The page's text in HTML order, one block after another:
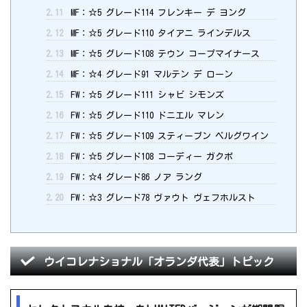
2.11 MF：☆5 グレード114 フレンキー デ ヨング
2.12 MF：☆5 グレード110 タイアニ ラインデルス
2.13 MF：☆5 グレード108 テウン コープマイナース
2.14 MF：☆4 グレード91 マルテン デ ローン
2.15 FW：☆5 グレード111 シャビ シモンズ
2.16 FW：☆5 グレード110 ドニエル マレン
2.17 FW：☆5 グレード109 スティーブン ベルグワイン
2.18 FW：☆5 グレード108 コーディー ガクポ
2.19 FW：☆4 グレード86 ノア ラング
2.20 FW：☆3 グレード78 ヴァウト ヴェフホルスト
ウイコレナショナル「オランダ代表」トピック